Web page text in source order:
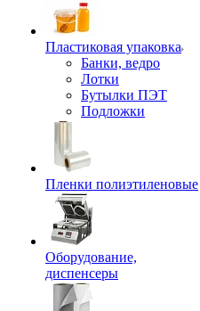
Пластиковая упаковка
Банки, ведро
Лотки
Бутылки ПЭТ
Подложки
Пленки полиэтиленовые
Оборудование,
диспенсеры